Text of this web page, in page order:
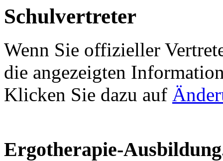
Schulvertreter
Wenn Sie offizieller
die angezeigten
Klicken Sie dazu auf
Ergotherapie-